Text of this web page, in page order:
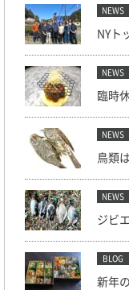
NEWS
NYト
NEWS
臨時
NEWS
鳥類
NEWS
ジビ
BLOG
新年